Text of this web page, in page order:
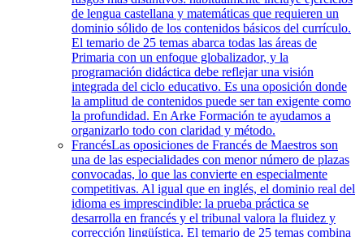
de lengua castellana y matemáticas que requieren un
dominio sólido de los contenidos básicos del currículo.
El temario de 25 temas abarca todas las áreas de
Primaria con un enfoque globalizador, y la
programación didáctica debe reflejar una visión
integrada del ciclo educativo. Es una oposición donde
la amplitud de contenidos puede ser tan exigente como
la profundidad. En Arke Formación te ayudamos a
organizarlo todo con claridad y método.
FrancésLas oposiciones de Francés de Maestros son
una de las especialidades con menor número de plazas
convocadas, lo que las convierte en especialmente
competitivas. Al igual que en inglés, el dominio real del
idioma es imprescindible: la prueba práctica se
desarrolla en francés y el tribunal valora la fluidez y
corrección lingüística. El temario de 25 temas combina